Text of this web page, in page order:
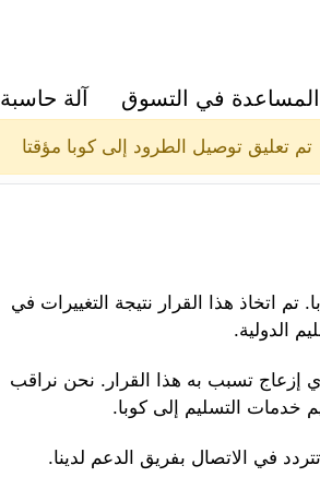
المساعدة في التسوق آلة حاسبة
تم تعليق توصيل الطرود إلى كوبا مؤقتا
اتخاذ هذا القرار نتيجة التغييرات في
الدولية.
إزعاج تسبب به هذا القرار. نحن نراقب
خدمات التسليم إلى كوبا.
في الاتصال بفريق الدعم لدينا.